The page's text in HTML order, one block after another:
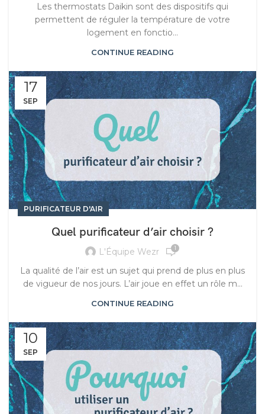
Les thermostats Daikin sont des dispositifs qui
permettent de réguler la température de votre
logement en fonctio...
CONTINUE READING
17
SEP
PURIFICATEUR D'AIR
Quel purificateur d’air choisir ?
L'Équipe Wezr 1
La qualité de l’air est un sujet qui prend de plus en plus
de vigueur de nos jours. L’air joue en effet un rôle m...
CONTINUE READING
10
SEP